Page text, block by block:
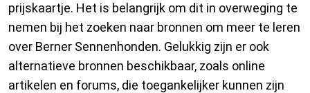
prijskaartje. Het is belangrijk om dit in overweging te
nemen bij het zoeken naar bronnen om meer te leren
over Berner Sennenhonden. Gelukkig zijn er ook
alternatieve bronnen beschikbaar, zoals online
artikelen en forums, die toegankelijker kunnen zijn